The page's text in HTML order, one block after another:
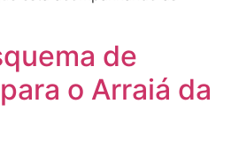
de
o Arraiá da